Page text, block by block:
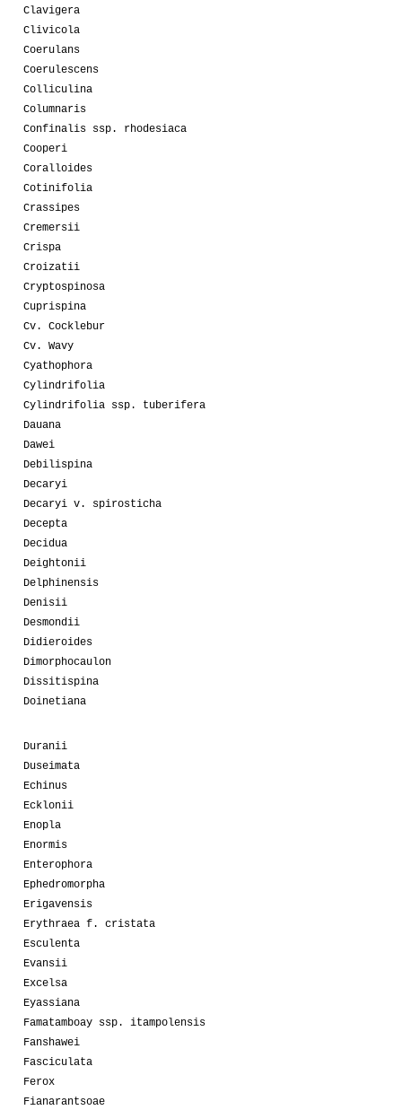
Clavigera
Clivicola
Coerulans
Coerulescens
Colliculina
Columnaris
Confinalis ssp. rhodesiaca
Cooperi
Coralloides
Cotinifolia
Crassipes
Cremersii
Crispa
Croizatii
Cryptospinosa
Cuprispina
Cv. Cocklebur
Cv. Wavy
Cyathophora
Cylindrifolia
Cylindrifolia ssp. tuberifera
Dauana
Dawei
Debilispina
Decaryi
Decaryi v. spirosticha
Decepta
Decidua
Deightonii
Delphinensis
Denisii
Desmondii
Didieroides
Dimorphocaulon
Dissitispina
Doinetiana
Duranii
Duseimata
Echinus
Ecklonii
Enopla
Enormis
Enterophora
Ephedromorpha
Erigavensis
Erythraea f. cristata
Esculenta
Evansii
Excelsa
Eyassiana
Famatamboay ssp. itampolensis
Fanshawei
Fasciculata
Ferox
Fianarantsoae